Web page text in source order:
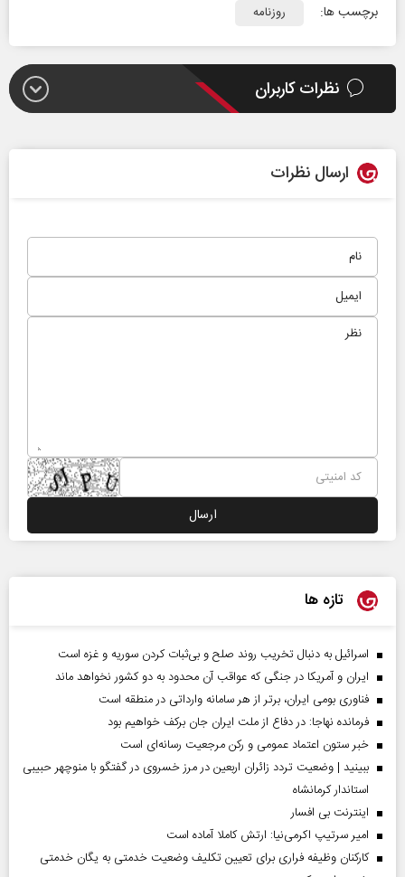
برچسب ها: روزنامه
نظرات کاربران
ارسال نظرات
تازه ها
اسرائیل به دنبال تخریب روند صلح و بی‌ثبات کردن سوریه و غزه است
ایران و آمریکا در جنگی که عواقب آن محدود به دو کشور نخواهد ماند
فناوری بومی ایران، برتر از هر سامانه وارداتی در منطقه است
فرمانده نهاجا: در دفاع از ملت ایران جان برکف خواهیم بود
خبر ستون اعتماد عمومی و رکن مرجعیت رسانه‌ای است
ببینید | وضعیت تردد زائران اربعین در مرز خسروی در گفتگو با منوچهر حبیبی
استاندار کرمانشاه
اینترنت بی افسار
امیر سرتیپ اکرمی‌نیا: ارتش کاملا آماده است
کارکنان وظیفه فراری برای تعیین تکلیف وضعیت خدمتی به یگان خدمتی